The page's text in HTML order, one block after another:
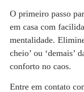
O primeiro passo
em casa com
mentalidade.
cheio’ ou ‘demais’
conforto no caos.
Entre em contato